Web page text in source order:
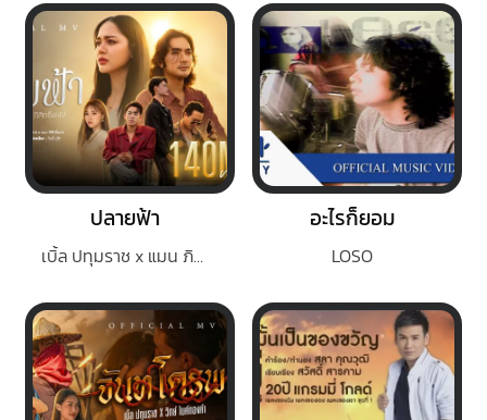
ปลายฟ้า
เบิ้ล ปทุมราช x แมน ภิสิทธิ์พงษ์
อะไรก็ยอม
LOSO